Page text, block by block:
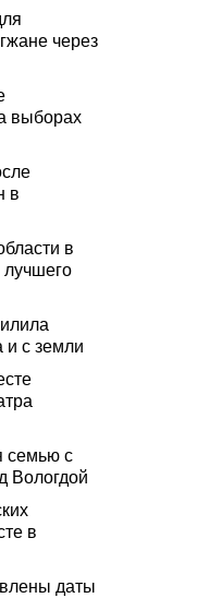
через
выборах
в
в
лучшего
и с земли
семью с
Вологдой
в
даты